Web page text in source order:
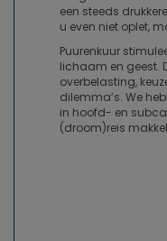
een steeds
u even niet oplet,
Puurenkuur
lichaam en geest.
overbelasting,
dilemma’s. We
in hoofd- en
(droom)reis